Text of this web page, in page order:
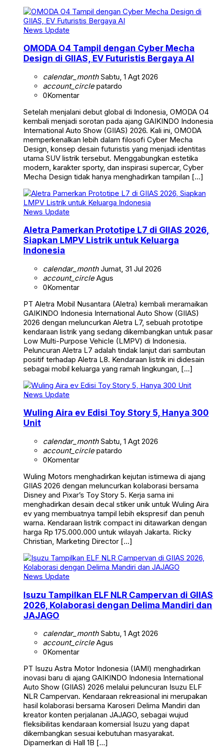
News Update
OMODA O4 Tampil dengan Cyber Mecha
Design di GIIAS, EV Futuristis Bergaya AI
calendar_monthSabtu, 1 Agt 2026
account_circlepatardo
0Komentar
Setelah menjalani debut global di Indonesia, OMODA O4
kembali menjadi sorotan pada ajang GAIKINDO Indonesia
International Auto Show (GIIAS) 2026. Kali ini, OMODA
memperkenalkan lebih dalam filosofi Cyber Mecha
Design, konsep desain futuristis yang menjadi identitas
utama SUV listrik tersebut. Menggabungkan estetika
modern, karakter sporty, dan inspirasi supercar, Cyber
Mecha Design tidak hanya menghadirkan tampilan […]
News Update
Aletra Pamerkan Prototipe L7 di GIIAS 2026,
Siapkan LMPV Listrik untuk Keluarga
Indonesia
calendar_monthJumat, 31 Jul 2026
account_circleAgus
0Komentar
PT Aletra Mobil Nusantara (Aletra) kembali meramaikan
GAIKINDO Indonesia International Auto Show (GIIAS)
2026 dengan meluncurkan Aletra L7, sebuah prototipe
kendaraan listrik yang sedang dikembangkan untuk pasar
Low Multi-Purpose Vehicle (LMPV) di Indonesia.
Peluncuran Aletra L7 adalah tindak lanjut dari sambutan
positif terhadap Aletra L8. Kendaraan listrik ini didesain
sebagai mobil keluarga yang ramah lingkungan, […]
News Update
Wuling Aira ev Edisi Toy Story 5, Hanya 300
Unit
calendar_monthSabtu, 1 Agt 2026
account_circlepatardo
0Komentar
Wuling Motors menghadirkan kejutan istimewa di ajang
GIIAS 2026 dengan meluncurkan kolaborasi bersama
Disney and Pixar’s Toy Story 5. Kerja sama ini
menghadirkan desain decal stiker unik untuk Wuling Aira
ev yang membuatnya tampil lebih ekspresif dan penuh
warna. Kendaraan listrik compact ini ditawarkan dengan
harga Rp 175.000.000 untuk wilayah Jakarta. Ricky
Christian, Marketing Director […]
News Update
Isuzu Tampilkan ELF NLR Campervan di GIIAS
2026, Kolaborasi dengan Delima Mandiri dan
JAJAGO
calendar_monthSabtu, 1 Agt 2026
account_circleAgus
0Komentar
PT Isuzu Astra Motor Indonesia (IAMI) menghadirkan
inovasi baru di ajang GAIKINDO Indonesia International
Auto Show (GIIAS) 2026 melalui peluncuran Isuzu ELF
NLR Campervan. Kendaraan rekreasional ini merupakan
hasil kolaborasi bersama Karoseri Delima Mandiri dan
kreator konten perjalanan JAJAGO, sebagai wujud
fleksibilitas kendaraan komersial Isuzu yang dapat
dikembangkan sesuai kebutuhan masyarakat.
Dipamerkan di Hall 1B […]